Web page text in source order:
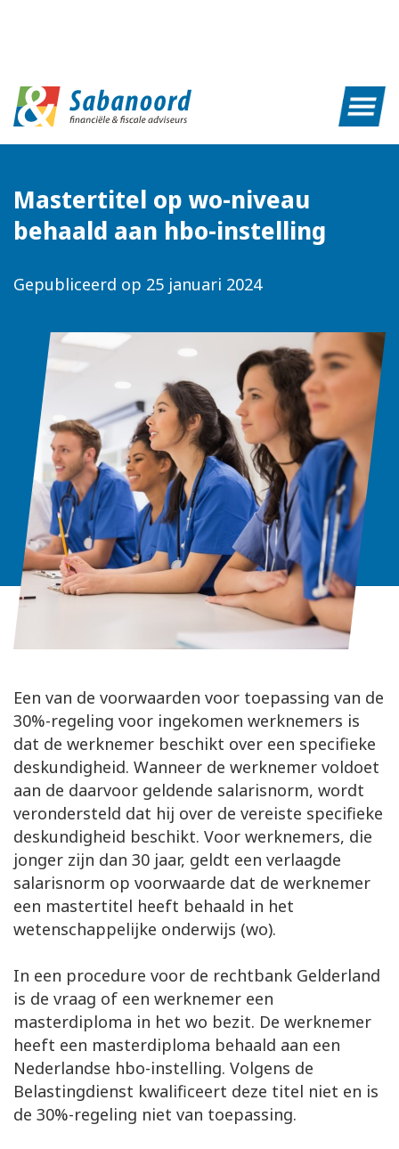
Mastertitel op wo-niveau
behaald aan hbo-instelling
Gepubliceerd op 25 januari 2024
Een van de voorwaarden voor toepassing van de
30%-regeling voor ingekomen werknemers is
dat de werknemer beschikt over een specifieke
deskundigheid. Wanneer de werknemer voldoet
aan de daarvoor geldende salarisnorm, wordt
verondersteld dat hij over de vereiste specifieke
deskundigheid beschikt. Voor werknemers, die
jonger zijn dan 30 jaar, geldt een verlaagde
salarisnorm op voorwaarde dat de werknemer
een mastertitel heeft behaald in het
wetenschappelijke onderwijs (wo).
In een procedure voor de rechtbank Gelderland
is de vraag of een werknemer een
masterdiploma in het wo bezit. De werknemer
heeft een masterdiploma behaald aan een
Nederlandse hbo-instelling. Volgens de
Belastingdienst kwalificeert deze titel niet en is
de 30%-regeling niet van toepassing.